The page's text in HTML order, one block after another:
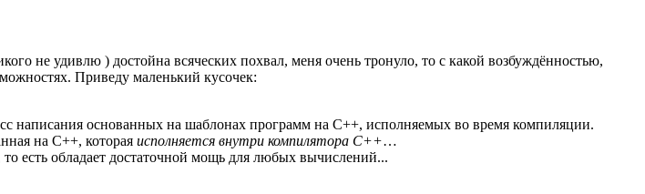
не удивлю ) достойна всяческих похвал, меня очень тронуло, то с какой возбуждённостью,
Приведу маленький кусочек:
написания основанных на шаблонах программ на C++, исполняемых во время компиляции.
на C++, которая исполняется внутри компилятора C++…
то есть обладает достаточной мощь для любых вычислений...